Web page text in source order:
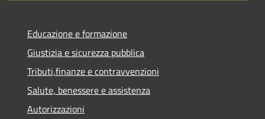
Educazione e formazione
Giustizia e sicurezza pubblica
Tributi,finanze e contravvenzioni
Salute, benessere e assistenza
Autorizzazioni